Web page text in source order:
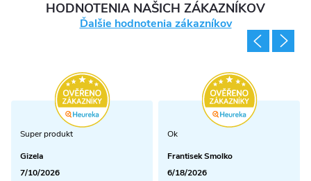
je možné ju
umývať v
Zmestí sa do
väčšiny
držiakov na
nápoje
HODNOTENIA NAŠICH ZÁKAZNÍKOV
Ďalšie hodnotenia zákazníkov
Super produkt
Gizela
7/10/2026
Ok
Frantisek Smolko
6/18/2026